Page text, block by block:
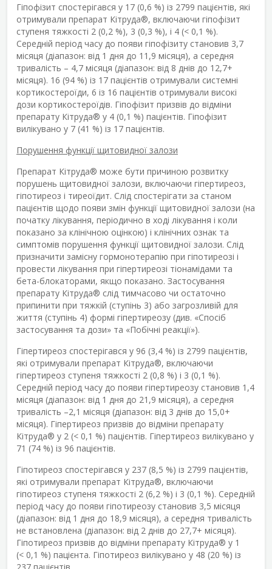
Гіпофізит спостерігався у 17 (0,6 %) із 2799 пацієнтів, які
отримували препарат Кітруда®, включаючи гіпофізит
ступеня тяжкості 2 (0,2 %), 3 (0,3 %), і 4 (< 0,1 %).
Середній період часу до появи гіпофізиту становив 3,7
місяця (діапазон: від 1 дня до 11,9 місяця), а середня
тривалість – 4,7 місяця (діапазон: від 8 днів до 12,7+
місяця). 16 (94 %) із 17 пацієнтів отримували системні
кортикостероїди, 6 із 16 пацієнтів отримували високі
дози кортикостероїдів. Гіпофізит призвів до відміни
препарату Кітруда® у 4 (0,1 %) пацієнтів. Гіпофізит
вилікувано у 7 (41 %) із 17 пацієнтів.
Порушення функції щитовидної залози
Препарат Кітруда® може бути причиною розвитку
порушень щитовидної залози, включаючи гіпертиреоз,
гіпотиреоз і тиреоїдит. Слід спостерігати за станом
пацієнтів щодо появи змін функції щитовидної залози (на
початку лікування, періодично в ході лікування і коли
показано за клінічною оцінкою) і клінічних ознак та
симптомів порушення функції щитовидної залози. Слід
призначити замісну гормонотерапію при гіпотиреозі і
провести лікування при гіпертиреозі тіонамідами та
бета-блокаторами, якщо показано. Застосування
препарату Кітруда® слід тимчасово чи остаточно
припинити при тяжкій (ступінь 3) або загрозливій для
життя (ступінь 4) формі гіпертиреозу (див. «Спосіб
застосування та дози» та «Побічні реакції»).
Гіпертиреоз спостерігався у 96 (3,4 %) із 2799 пацієнтів,
які отримували препарат Кітруда®, включаючи
гіпертиреоз ступеня тяжкості 2 (0,8 %) і 3 (0,1 %).
Середній період часу до появи гіпертиреозу становив 1,4
місяця (діапазон: від 1 дня до 21,9 місяця), а середня
тривалість –2,1 місяця (діапазон: від 3 днів до 15,0+
місяця). Гіпертиреоз призвів до відміни препарату
Кітруда® у 2 (< 0,1 %) пацієнтів. Гіпертиреоз вилікувано у
71 (74 %) із 96 пацієнтів.
Гіпотиреоз спостерігався у 237 (8,5 %) із 2799 пацієнтів,
які отримували препарат Кітруда®, включаючи
гіпотиреоз ступеня тяжкості 2 (6,2 %) і 3 (0,1 %). Середній
період часу до появи гіпотиреозу становив 3,5 місяця
(діапазон: від 1 дня до 18,9 місяця), а середня тривалість
не встановлена (діапазон: від 2 днів до 27,7+ місяця).
Гіпотиреоз призвів до відміни препарату Кітруда® у 1
(< 0,1 %) пацієнта. Гіпотиреоз вилікувано у 48 (20 %) із